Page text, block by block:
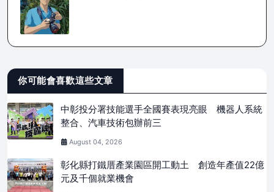
你可能會喜歡這些文章
中彰投分署技能選手全國賽表現亮眼 機器人系統
整合、汽車技術包辦前三
August 04, 2026
彰化縣打鐵厝產業園區開工動土 創造年產值22億
元及千個就業機會